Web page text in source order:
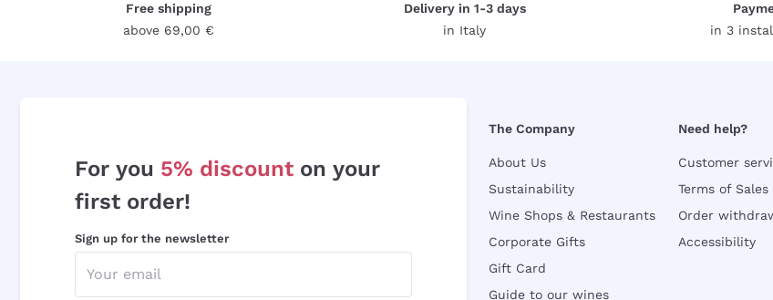
Free shipping
above 69,00 €
Delivery in 1-3 days
in Italy
in 3
For you 5% discount on your
first order!
Sign up for the newsletter
The Company
About Us
Sustainability
Wine Shops & Restaurants
Corporate Gifts
Gift Card
Guide to our wines
Need help?
Customer
Terms of Sales
Order
Accessibility